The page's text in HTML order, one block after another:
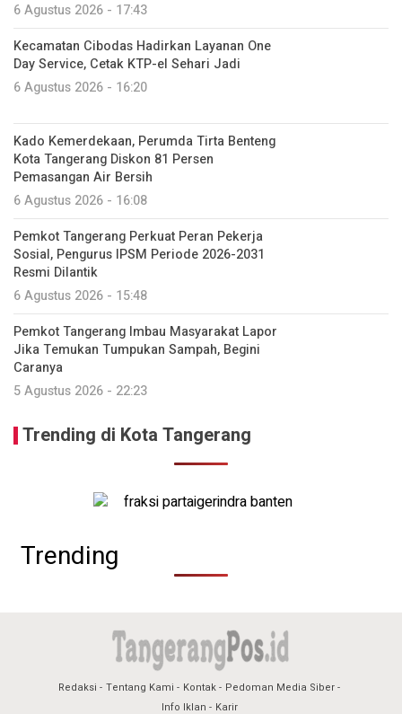
6 Agustus 2026 - 17:43
Kecamatan Cibodas Hadirkan Layanan One
Day Service, Cetak KTP-el Sehari Jadi
6 Agustus 2026 - 16:20
Kado Kemerdekaan, Perumda Tirta Benteng
Kota Tangerang Diskon 81 Persen
Pemasangan Air Bersih
6 Agustus 2026 - 16:08
Pemkot Tangerang Perkuat Peran Pekerja
Sosial, Pengurus IPSM Periode 2026-2031
Resmi Dilantik
6 Agustus 2026 - 15:48
Pemkot Tangerang Imbau Masyarakat Lapor
Jika Temukan Tumpukan Sampah, Begini
Caranya
5 Agustus 2026 - 22:23
Trending di Kota Tangerang
Trending
Redaksi Tentang Kami Kontak
Pedoman Media Siber
Info Iklan
Karir